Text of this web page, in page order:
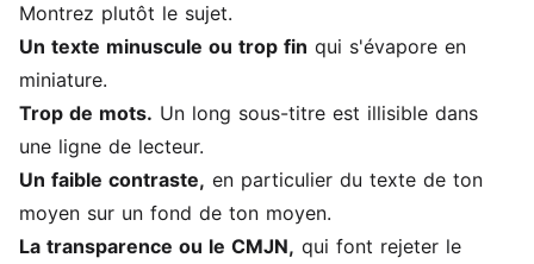
Montrez plutôt le sujet.
Un texte minuscule ou trop fin qui s'évapore en
miniature.
Trop de mots. Un long sous-titre est illisible dans
une ligne de lecteur.
Un faible contraste, en particulier du texte de ton
moyen sur un fond de ton moyen.
La transparence ou le CMJN, qui font rejeter le